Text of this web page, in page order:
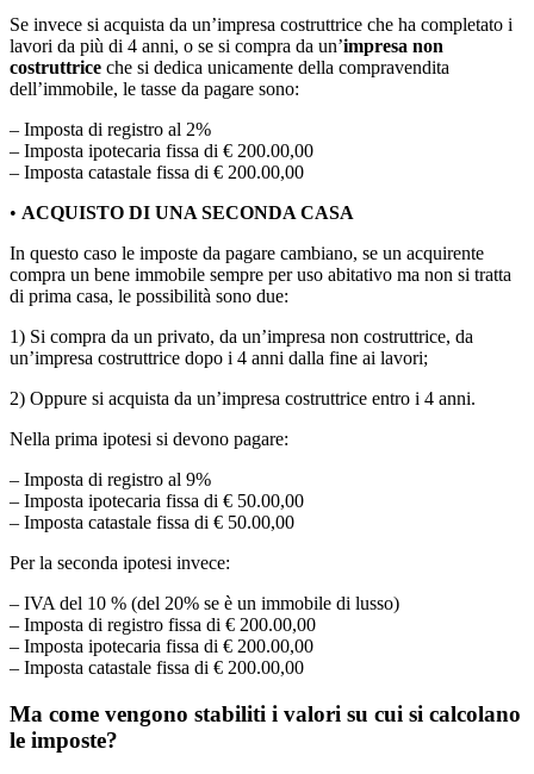
Se invece si acquista da un’impresa costruttrice che ha completato i
lavori da più di 4 anni, o se si compra da un’impresa non
costruttrice che si dedica unicamente della compravendita
dell’immobile, le tasse da pagare sono:
– Imposta di registro al 2%
– Imposta ipotecaria fissa di € 200.00,00
– Imposta catastale fissa di € 200.00,00
• ACQUISTO DI UNA SECONDA CASA
In questo caso le imposte da pagare cambiano, se un acquirente
compra un bene immobile sempre per uso abitativo ma non si tratta
di prima casa, le possibilità sono due:
1) Si compra da un privato, da un’impresa non costruttrice, da
un’impresa costruttrice dopo i 4 anni dalla fine ai lavori;
2) Oppure si acquista da un’impresa costruttrice entro i 4 anni.
Nella prima ipotesi si devono pagare:
– Imposta di registro al 9%
– Imposta ipotecaria fissa di € 50.00,00
– Imposta catastale fissa di € 50.00,00
Per la seconda ipotesi invece:
– IVA del 10 % (del 20% se è un immobile di lusso)
– Imposta di registro fissa di € 200.00,00
– Imposta ipotecaria fissa di € 200.00,00
– Imposta catastale fissa di € 200.00,00
Ma come vengono stabiliti i valori su cui si calcolano
le imposte?